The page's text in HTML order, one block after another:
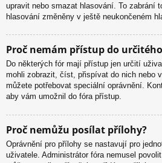
upravit nebo smazat hlasování. To zabrání
hlasování změněny v ještě neukončeném
Proč nemám přístup do
Do některých fór mají přístup jen určití
mohli zobrazit, číst, přispívat do nich nebo
můžete potřebovat speciální oprávnění.
aby vám umožnil do fóra přístup.
Proč nemůžu posílat přílohy?
Oprávnění pro přílohy se nastavují pro
uživatele. Administrátor fóra nemusel